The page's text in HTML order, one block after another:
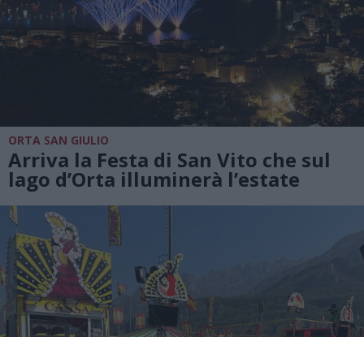
ORTA SAN GIULIO
Arriva la Festa di San Vito che sul
lago d’Orta illuminerà l’estate